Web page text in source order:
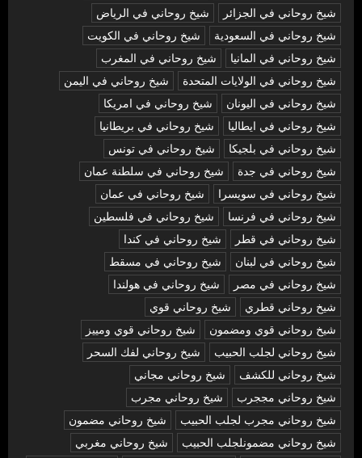
شيخ روحاني في الجزائر
شيخ روحاني في الرياض
شيخ روحاني في السعودية
شيخ روحاني في الكويت
شيخ روحاني في المانيا
شيخ روحاني في المغرب
شيخ روحاني في الولايات المتحدة
شيخ روحاني في اليمن
شيخ روحاني في اليونان
شيخ روحاني في امريكا
شيخ روحاني في ايطاليا
شيخ روحاني في بريطانيا
شيخ روحاني في بلجيكا
شيخ روحاني في تونس
شيخ روحاني في جدة
شيخ روحاني في سلطنة عمان
شيخ روحاني في سويسرا
شيخ روحاني في عمان
شيخ روحاني في فرنسا
شيخ روحاني في فلسطين
شيخ روحاني في قطر
شيخ روحاني في كندا
شيخ روحاني في لبنان
شيخ روحاني في مسقط
شيخ روحاني في مصر
شيخ روحاني في هولندا
شيخ روحاني قطري
شيخ روحاني قوي
شيخ روحاني قوي ومضمون
شيخ روحاني قوي ومييز
شيخ روحاني لجلب الحبيب
شيخ روحاني لفك السحر
شيخ روحاني للكشف
شيخ روحاني مجاني
شيخ روحاني مججرب
شيخ روحاني مجرب
شيخ روحاني مجرب لجلب الحبيب
شيخ روحاني مضمون
شيخ روحاني مضمونلجلب الحبيب
شيخ روحاني مغربي